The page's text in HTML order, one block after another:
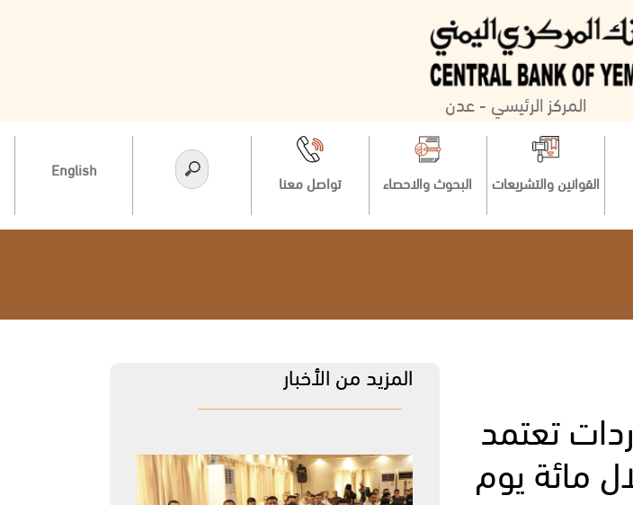
المركز الرئيسي - عدن
القوانين والتشريعات البحوث والاحصاء تواصل معنا
English
تعتمد
مائة يوم
المزيد من الأخبار